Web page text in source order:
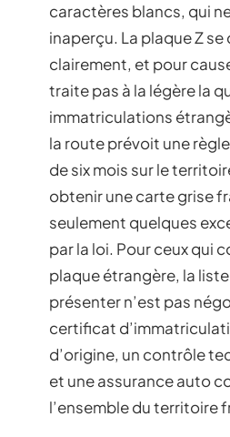
caractères blancs, qui
inaperçu. La plaque Z
clairement, et pour
traite pas à la légère la
immatriculations
la route prévoit une
de six mois sur le
obtenir une carte grise
seulement quelques
par la loi. Pour ceux qui
plaque étrangère, la
présenter n’est pas
certificat
d’origine, un contrôle
et une assurance auto
l’ensemble du territoire